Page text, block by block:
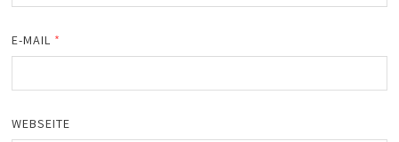
E-MAIL *
WEBSEITE